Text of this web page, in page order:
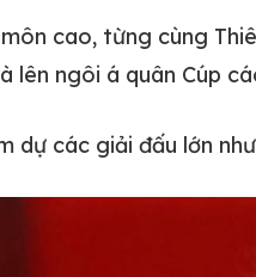
cao, từng cùng
lên ngôi á quân Cúp
các giải đấu lớn